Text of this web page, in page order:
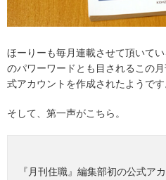
ほーりーも毎月連載させて頂いて
のパワーワードとも目されるこの
式アカウントを作成されたようです
そして、第一声がこちら。
『月刊住職』編集部初の公式ア